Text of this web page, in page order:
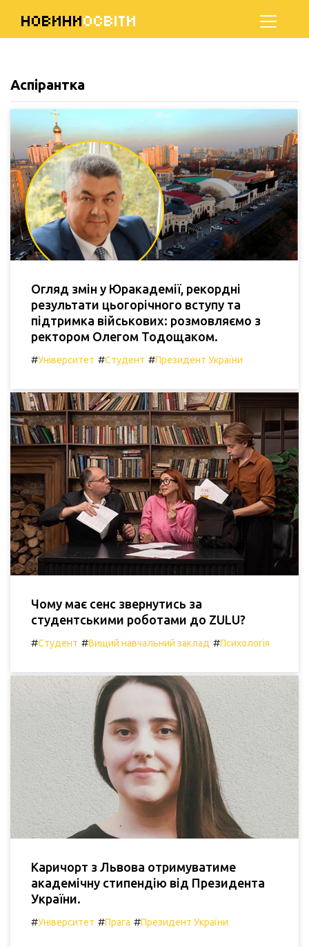
НОВИНИОСВІТИ
Аспірантка
Огляд змін у Юракадемії, рекордні
результати цьогорічного вступу та
підтримка військових: розмовляємо з
ректором Олегом Тодощаком.
#Університет #Студент #Президент України
Чому має сенс звернутись за
студентськими роботами до ZULU?
#Студент #Вищий навчальний заклад #Психологія
Каричорт з Львова отримуватиме
академічну стипендію від Президента
України.
#Університет #Прага #Президент України